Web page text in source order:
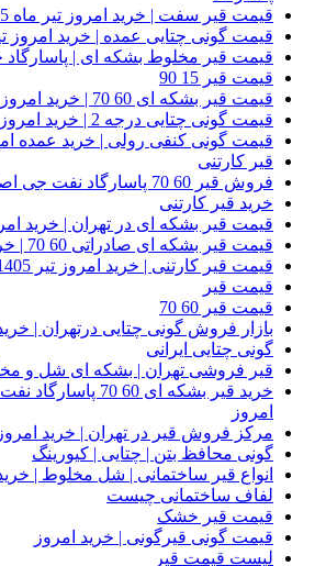
قیمت قیر سفت | خرید امروز تیر ماه 1405
قیمت گونی چتایی عمده | خرید امروز تیر
قیمت قیر مخلوط بشکه ای | پاسارگاد
قیمت قیر 15 90
قیمت قیر بشکه ای 60 70 | خرید امروز
قیمت گونی چتایی درجه 2 | خرید امروز مرداد 1405
قیمت گونی کنفی رولی | خرید عمده
قیر کارتنی
فروش قیر 60 70 پاسارگاد نفت جی اصفهان | خرید امروز
خرید قیر کارتنی
قیمت قیر بشکه ای در تهران | خرید
قیمت قیر بشکه ای صادراتی 60 70 | خرید امروز تیر ماه 1405
قیمت قیر کارتنی | خرید امروز تیر 1405
قیمت قیر
قیمت قیر 60 70
بازار فروش گونی چتایی درتهران |
گونی چتایی ایرانی
قیر فروشی تهران | بشکه ای شل و
خرید قیر بشکه ای 60
امروز
مرکز فروش قیر در تهران | خرید امروز
گونی محافظ بتن | چتایی | کیورینگ
انواع قیر ساختمانی | شل مخلوط |
لفاف ساختمانی چیست
قیمت قیر خشک
قیمت گونی قیرگونی | خرید امروز
لیست قیمت قیر